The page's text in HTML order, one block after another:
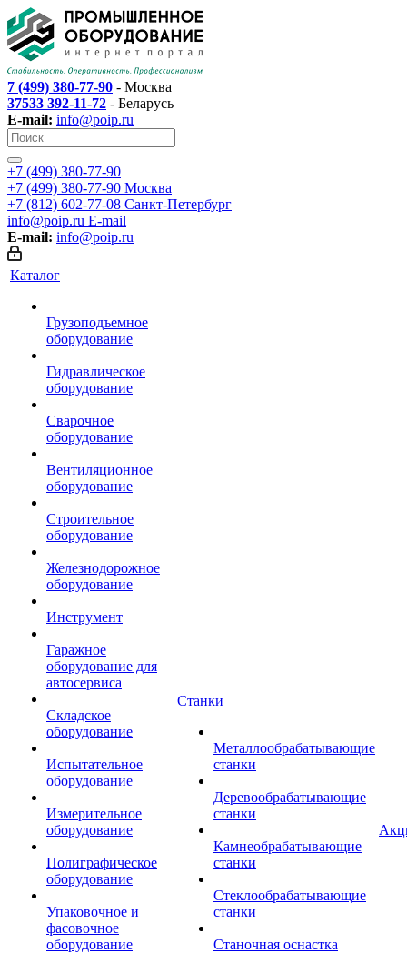
7 (499) 380-77-90 - Москва
37533 392-11-72 - Беларусь
E-mail: info@poip.ru
+7 (499) 380-77-90
+7 (499) 380-77-90 Москва
+7 (812) 602-77-08 Санкт-Петербург
info@poip.ru E-mail
E-mail: info@poip.ru
Каталог
Грузоподъемное
оборудование
Гидравлическое
оборудование
Сварочное
оборудование
Вентиляционное
оборудование
Строительное
оборудование
Железнодорожное
оборудование
Инструмент
Гаражное
оборудование для
автосервиса
Складское
оборудование
Испытательное
оборудование
Измерительное
оборудование
Полиграфическое
оборудование
Упаковочное и
фасовочное
оборудование
Станки
Металлообрабатывающие
станки
Деревообрабатывающие
станки
Камнеобрабатывающие
станки
Стеклообрабатывающие
станки
Станочная оснастка